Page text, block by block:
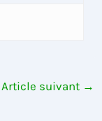
Article suivant →